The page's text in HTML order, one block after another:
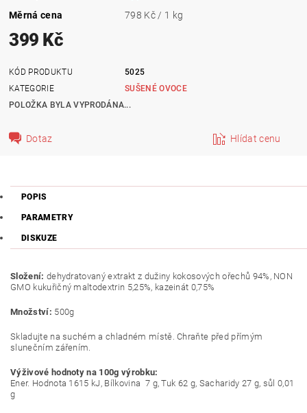
Měrná cena
798 Kč / 1 kg
399 Kč
KÓD PRODUKTU
5025
KATEGORIE
SUŠENÉ OVOCE
POLOŽKA BYLA VYPRODÁNA...
Dotaz Hlídat cenu
POPIS
PARAMETRY
DISKUZE
Složení: dehydratovaný extrakt z dužiny kokosových ořechů 94%, NON
GMO kukuřičný maltodextrin 5,25%, kazeinát 0,75%
Množství: 500g
Skladujte na suchém a chladném místě. Chraňte před přímým
slunečním zářením.
Výživové hodnoty na 100g výrobku:
Ener. Hodnota 1615 kJ, Bílkovina 7 g, Tuk 62 g, Sacharidy 27 g, sůl 0,01
g